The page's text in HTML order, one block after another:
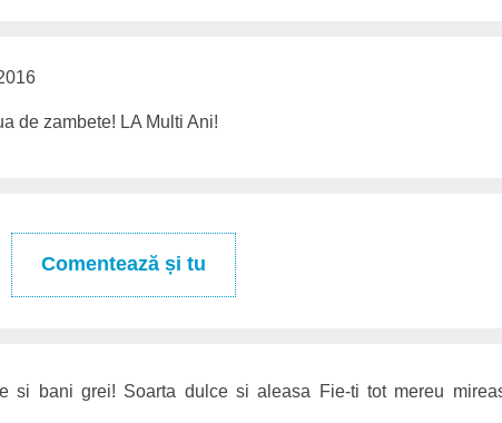
de zambete! LA Multi Ani!
Comentează și tu
si bani grei! Soarta dulce si aleasa Fie-ti tot mereu